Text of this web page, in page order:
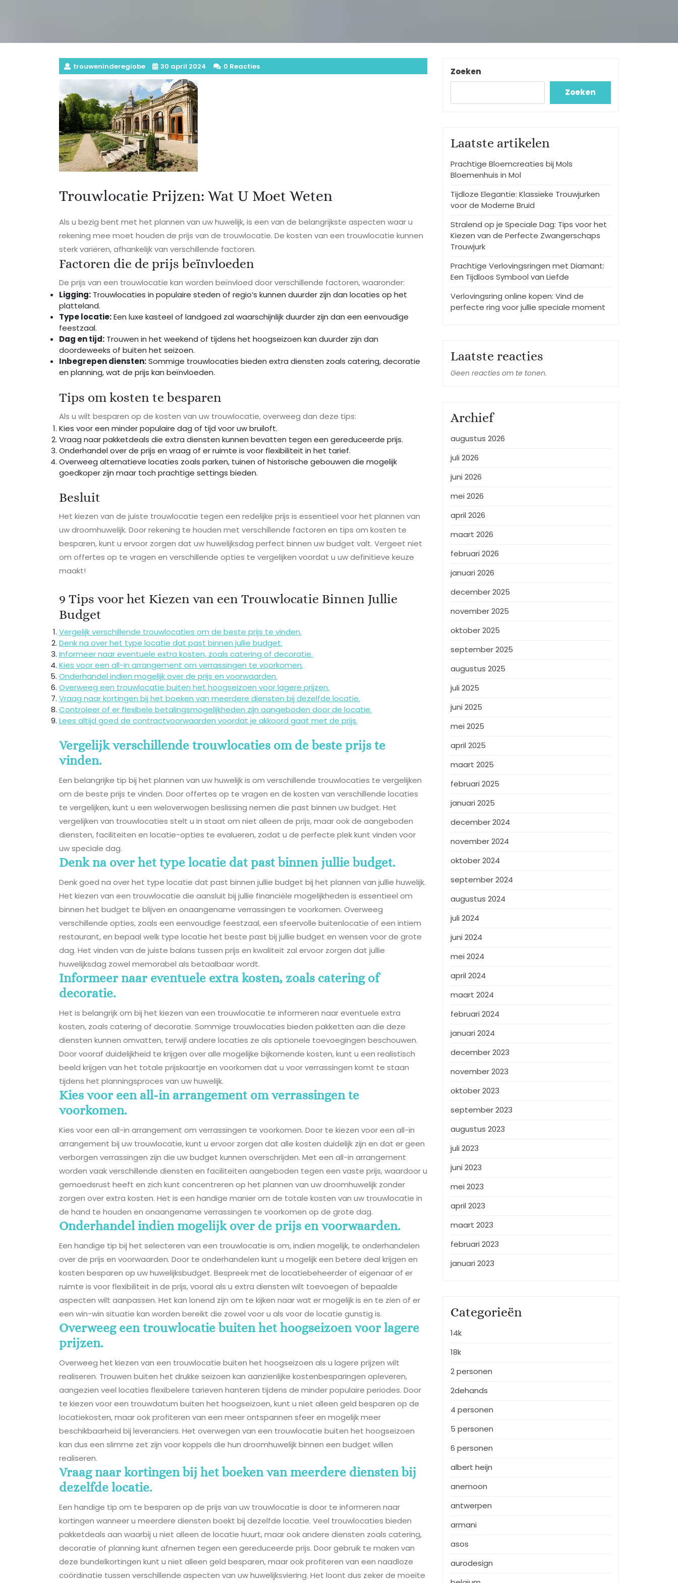
trouweninderegiobe 30 april 2024 0 Reacties
Trouwlocatie Prijzen: Wat U Moet Weten
Als u bezig bent met het plannen van uw huwelijk, is een van de belangrijkste aspecten waar u
rekening mee moet houden de prijs van de trouwlocatie. De kosten van een trouwlocatie kunnen
sterk variëren, afhankelijk van verschillende factoren.
Factoren die de prijs beïnvloeden
De prijs van een trouwlocatie kan worden beïnvloed door verschillende factoren, waaronder:
Ligging: Trouwlocaties in populaire steden of regio’s kunnen duurder zijn dan locaties op het
platteland.
Type locatie:Een luxe kasteel of landgoed zal waarschijnlijk duurder zijn dan een eenvoudige
feestzaal.
Dag en tijd: Trouwen in het weekend of tijdens het hoogseizoen kan duurder zijn dan
doordeweeks of buiten het seizoen.
Inbegrepen diensten:Sommige trouwlocaties bieden extra diensten zoals catering, decoratie
en planning, wat de prijs kan beïnvloeden.
Tips om kosten te besparen
Als u wilt besparen op de kosten van uw trouwlocatie, overweeg dan deze tips:
Kies voor een minder populaire dag of tijd voor uw bruiloft.
Vraag naar pakketdeals die extra diensten kunnen bevatten tegen een gereduceerde prijs.
Onderhandel over de prijs en vraag of er ruimte is voor flexibiliteit in het tarief.
Overweeg alternatieve locaties zoals parken, tuinen of historische gebouwen die mogelijk
goedkoper zijn maar toch prachtige settings bieden.
Besluit
Het kiezen van de juiste trouwlocatie tegen een redelijke prijs is essentieel voor het plannen van
uw droomhuwelijk. Door rekening te houden met verschillende factoren en tips om kosten te
besparen, kunt u ervoor zorgen dat uw huwelijksdag perfect binnen uw budget valt. Vergeet niet
om offertes op te vragen en verschillende opties te vergelijken voordat u uw definitieve keuze
maakt!
9 Tips voor het Kiezen van een Trouwlocatie Binnen Jullie
Budget
Vergelijk verschillende trouwlocaties om de beste prijs te vinden.
Denk na over het type locatie dat past binnen jullie budget.
Informeer naar eventuele extra kosten, zoals catering of decoratie.
Kies voor een all-in arrangement om verrassingen te voorkomen.
Onderhandel indien mogelijk over de prijs en voorwaarden.
Overweeg een trouwlocatie buiten het hoogseizoen voor lagere prijzen.
Vraag naar kortingen bij het boeken van meerdere diensten bij dezelfde locatie.
Controleer of er flexibele betalingsmogelijkheden zijn aangeboden door de locatie.
Lees altijd goed de contractvoorwaarden voordat je akkoord gaat met de prijs.
Vergelijk verschillende trouwlocaties om de beste prijs te
vinden.
Een belangrijke tip bij het plannen van uw huwelijk is om verschillende trouwlocaties te vergelijken
om de beste prijs te vinden. Door offertes op te vragen en de kosten van verschillende locaties
te vergelijken, kunt u een weloverwogen beslissing nemen die past binnen uw budget. Het
vergelijken van trouwlocaties stelt u in staat om niet alleen de prijs, maar ook de aangeboden
diensten, faciliteiten en locatie-opties te evalueren, zodat u de perfecte plek kunt vinden voor
uw speciale dag.
Denk na over het type locatie dat past binnen jullie budget.
Denk goed na over het type locatie dat past binnen jullie budget bij het plannen van jullie huwelijk.
Het kiezen van een trouwlocatie die aansluit bij jullie financiële mogelijkheden is essentieel om
binnen het budget te blijven en onaangename verrassingen te voorkomen. Overweeg
verschillende opties, zoals een eenvoudige feestzaal, een sfeervolle buitenlocatie of een intiem
restaurant, en bepaal welk type locatie het beste past bij jullie budget en wensen voor de grote
dag. Het vinden van de juiste balans tussen prijs en kwaliteit zal ervoor zorgen dat jullie
huwelijksdag zowel memorabel als betaalbaar wordt.
Informeer naar eventuele extra kosten, zoals catering of
decoratie.
Het is belangrijk om bij het kiezen van een trouwlocatie te informeren naar eventuele extra
kosten, zoals catering of decoratie. Sommige trouwlocaties bieden pakketten aan die deze
diensten kunnen omvatten, terwijl andere locaties ze als optionele toevoegingen beschouwen.
Door vooraf duidelijkheid te krijgen over alle mogelijke bijkomende kosten, kunt u een realistisch
beeld krijgen van het totale prijskaartje en voorkomen dat u voor verrassingen komt te staan
tijdens het planningsproces van uw huwelijk.
Kies voor een all-in arrangement om verrassingen te
voorkomen.
Kies voor een all-in arrangement om verrassingen te voorkomen. Door te kiezen voor een all-in
arrangement bij uw trouwlocatie, kunt u ervoor zorgen dat alle kosten duidelijk zijn en dat er geen
verborgen verrassingen zijn die uw budget kunnen overschrijden. Met een all-in arrangement
worden vaak verschillende diensten en faciliteiten aangeboden tegen een vaste prijs, waardoor u
gemoedsrust heeft en zich kunt concentreren op het plannen van uw droomhuwelijk zonder
zorgen over extra kosten. Het is een handige manier om de totale kosten van uw trouwlocatie in
de hand te houden en onaangename verrassingen te voorkomen op de grote dag.
Onderhandel indien mogelijk over de prijs en voorwaarden.
Een handige tip bij het selecteren van een trouwlocatie is om, indien mogelijk, te onderhandelen
over de prijs en voorwaarden. Door te onderhandelen kunt u mogelijk een betere deal krijgen en
kosten besparen op uw huwelijksbudget. Bespreek met de locatiebeheerder of eigenaar of er
ruimte is voor flexibiliteit in de prijs, vooral als u extra diensten wilt toevoegen of bepaalde
aspecten wilt aanpassen. Het kan lonend zijn om te kijken naar wat er mogelijk is en te zien of er
een win-win situatie kan worden bereikt die zowel voor u als voor de locatie gunstig is.
Overweeg een trouwlocatie buiten het hoogseizoen voor lagere
prijzen.
Overweeg het kiezen van een trouwlocatie buiten het hoogseizoen als u lagere prijzen wilt
realiseren. Trouwen buiten het drukke seizoen kan aanzienlijke kostenbesparingen opleveren,
aangezien veel locaties flexibelere tarieven hanteren tijdens de minder populaire periodes. Door
te kiezen voor een trouwdatum buiten het hoogseizoen, kunt u niet alleen geld besparen op de
locatiekosten, maar ook profiteren van een meer ontspannen sfeer en mogelijk meer
beschikbaarheid bij leveranciers. Het overwegen van een trouwlocatie buiten het hoogseizoen
kan dus een slimme zet zijn voor koppels die hun droomhuwelijk binnen een budget willen
realiseren.
Vraag naar kortingen bij het boeken van meerdere diensten bij
dezelfde locatie.
Een handige tip om te besparen op de prijs van uw trouwlocatie is door te informeren naar
kortingen wanneer u meerdere diensten boekt bij dezelfde locatie. Veel trouwlocaties bieden
pakketdeals aan waarbij u niet alleen de locatie huurt, maar ook andere diensten zoals catering,
decoratie of planning kunt afnemen tegen een gereduceerde prijs. Door gebruik te maken van
deze bundelkortingen kunt u niet alleen geld besparen, maar ook profiteren van een naadloze
coördinatie tussen verschillende aspecten van uw huwelijksviering. Het loont dus zeker de moeite
Zoeken
Zoeken
Laatste artikelen
Prachtige Bloemcreaties bij Mols
Bloemenhuis in Mol
Tijdloze Elegantie: Klassieke Trouwjurken
voor de Moderne Bruid
Stralend op je Speciale Dag: Tips voor het
Kiezen van de Perfecte Zwangerschaps
Trouwjurk
Prachtige Verlovingsringen met Diamant:
Een Tijdloos Symbool van Liefde
Verlovingsring online kopen: Vind de
perfecte ring voor jullie speciale moment
Laatste reacties
Geen reacties om te tonen.
Archief
augustus 2026
juli 2026
juni 2026
mei 2026
april 2026
maart 2026
februari 2026
januari 2026
december 2025
november 2025
oktober 2025
september 2025
augustus 2025
juli 2025
juni 2025
mei 2025
april 2025
maart 2025
februari 2025
januari 2025
december 2024
november 2024
oktober 2024
september 2024
augustus 2024
juli 2024
juni 2024
mei 2024
april 2024
maart 2024
februari 2024
januari 2024
december 2023
november 2023
oktober 2023
september 2023
augustus 2023
juli 2023
juni 2023
mei 2023
april 2023
maart 2023
februari 2023
januari 2023
Categorieën
14k
18k
2 personen
2dehands
4 personen
5 personen
6 personen
albert heijn
anemoon
antwerpen
armani
asos
aurodesign